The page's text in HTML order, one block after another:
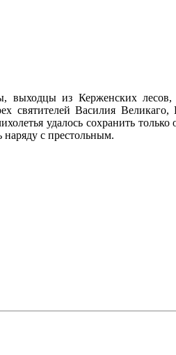
из Керженских лесов,
святителей Василия
удалось сохранить
наряду с престольным.